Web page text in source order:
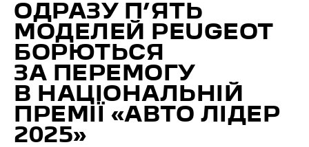
ОДРАЗУ П’ЯТЬ
МОДЕЛЕЙ PEUGEOT
БОРЮТЬСЯ
ЗА ПЕРЕМОГУ
В НАЦІОНАЛЬНІЙ
ПРЕМІЇ «АВТО ЛІДЕР
2025»